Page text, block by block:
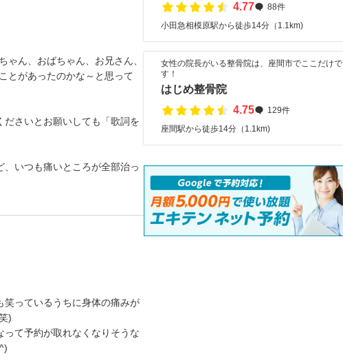
ん、おばちゃん、お兄さん、
とがあったのかな～と思って
さいとお願いしても「歌詞を
いつも痛いところが全部治っ
笑っているうちに身体の痛みが
)
て予約が取れなくなりそうな
4.77
88件
小田急相模原駅から徒歩14分（1.1km)
女性の院長がいる整骨院は、座間市でここだけで
す！
はじめ整骨院
4.75
129件
座間駅から徒歩14分（1.1km)